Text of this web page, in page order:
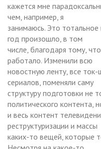
кажется мне
чем, например, я
занимаюсь. Это
год произошло, в том
числе, благодаря тому,
работало. Изменили всю
новостную ленту, все
сериалов, поменяли саму
структуру подготовки не
политического контента,
и весь контент
реструктуризации и массы
каких-то вещей, которые